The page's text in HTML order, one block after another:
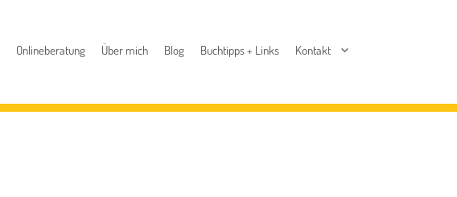
Onlineberatung Über mich Blog Buchtipps + Links Kontakt